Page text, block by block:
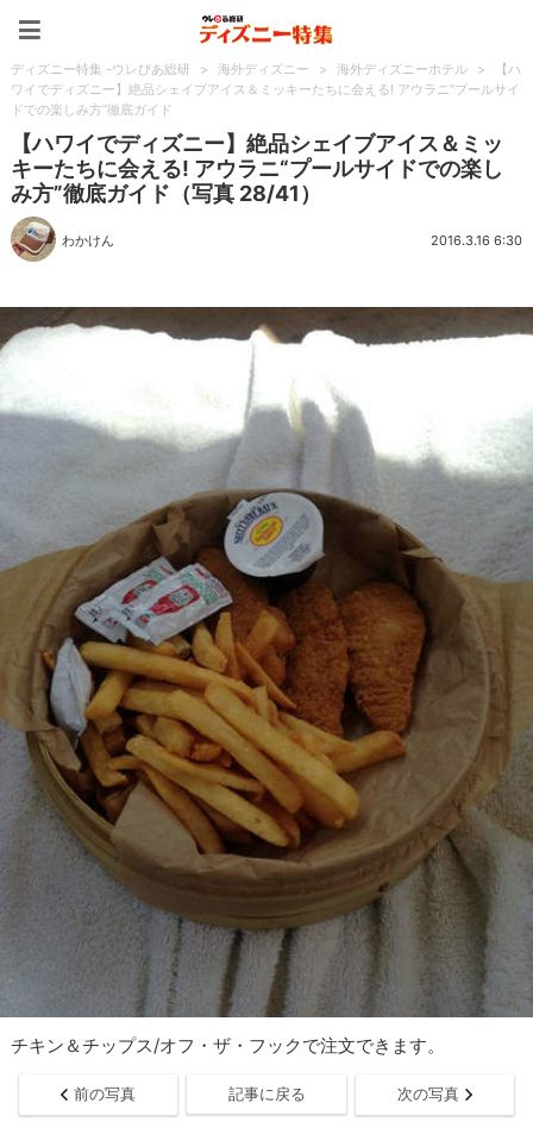
ディズニー特集 -ウレぴあ総研 > 海外ディズニー > 海外ディズニーホテル >
【ハ
ワイでディズニー】絶品シェイブアイス＆ミッキーたちに会える! アウラニ“プールサイ
ドでの楽しみ方”徹底ガイド
【ハワイでディズニー】絶品シェイブアイス＆ミッ
キーたちに会える! アウラニ“プールサイドでの楽し
み方”徹底ガイド（写真 28/41）
わかけん 2016.3.16 6:30
チキン＆チップス/オフ・ザ・フックで注文できます。
前の写真 記事に戻る 次の写真